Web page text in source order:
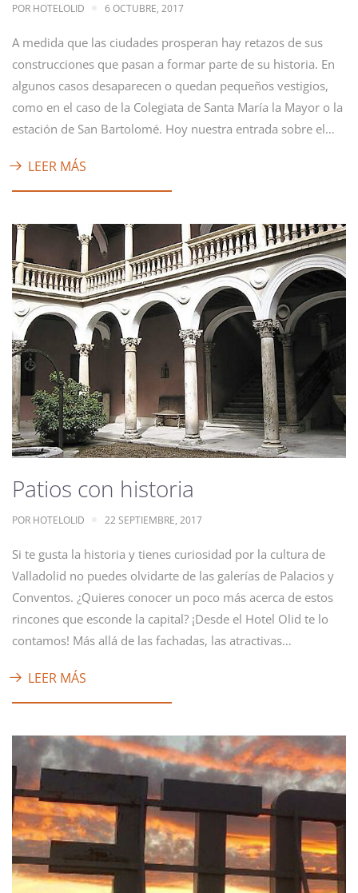
POR HOTELOLID 6 OCTUBRE, 2017
A medida que las ciudades prosperan hay retazos de sus
construcciones que pasan a formar parte de su historia. En
algunos casos desaparecen o quedan pequeños vestigios,
como en el caso de la Colegiata de Santa María la Mayor o la
estación de San Bartolomé. Hoy nuestra entrada sobre el…
LEER MÁS
Patios con historia
POR HOTELOLID 22 SEPTIEMBRE, 2017
Si te gusta la historia y tienes curiosidad por la cultura de
Valladolid no puedes olvidarte de las galerías de Palacios y
Conventos. ¿Quieres conocer un poco más acerca de estos
rincones que esconde la capital? ¡Desde el Hotel Olid te lo
contamos! Más allá de las fachadas, las atractivas…
LEER MÁS